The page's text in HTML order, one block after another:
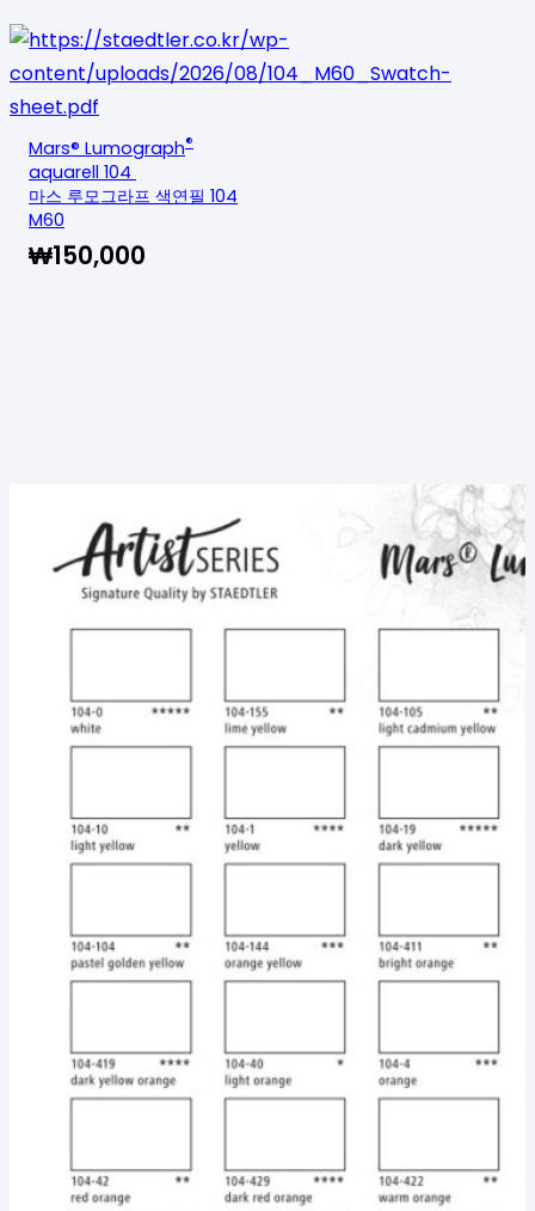
Mars® Lumograph®
aquarell 104
마스 루모그라프 색연필 104
M60
₩150,000